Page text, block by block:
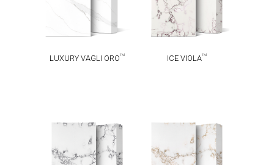
LUXURY VAGLI OROTM ICE VIOLATM
ICE INK TM ICE GOLD TM